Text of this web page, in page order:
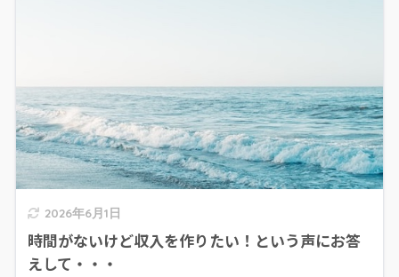
2026年6月1日
時間がないけど収入を作りたい！という声にお答
えして・・・